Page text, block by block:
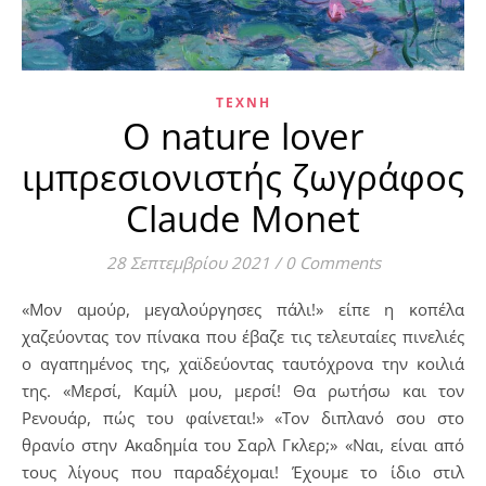
ΤΈΧΝΗ
Ο nature lover
ιμπρεσιονιστής ζωγράφος
Claude Monet
28 Σεπτεμβρίου 2021 / 0 Comments
«Mον αμούρ, μεγαλούργησες πάλι!» είπε η κοπέλα
χαζεύοντας τον πίνακα που έβαζε τις τελευταίες πινελιές
ο αγαπημένος της, χαϊδεύοντας ταυτόχρονα την κοιλιά
της. «Μερσί, Καμίλ μου, μερσί! Θα ρωτήσω και τον
Ρενουάρ, πώς του φαίνεται!» «Τον διπλανό σου στο
θρανίο στην Ακαδημία του Σαρλ Γκλερ;» «Ναι, είναι από
τους λίγους που παραδέχομαι! Έχουμε το ίδιο στιλ